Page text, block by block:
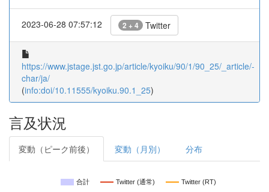
2023-06-28 07:57:12 2 + 4 Twitter
https://www.jstage.jst.go.jp/article/kyoiku/90/1/90_25/_article/-
char/ja/
(info:doi/10.11555/kyoiku.90.1_25)
言及状況
変動（ピーク前後） 変動（月別） 分布
合計 Twitter (通常) Twitter (RT)